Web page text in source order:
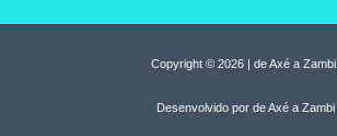
Copyright © 2026 | de Axé a Zambi.
Desenvolvido por de Axé a Zambi